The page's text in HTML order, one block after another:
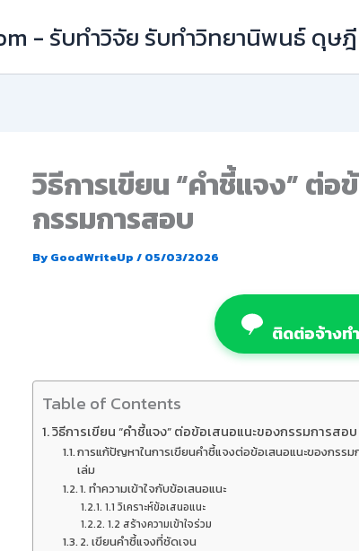
- รับทำวิจัย รับทำวิทยานิพนธ์ ดุษ
วิธีการเขียน “คำชี้แจง” ต่อ
กรรมการสอบ
By GoodWriteUp / 05/03/2026
ติดต่อจ้างท
Table of Contents
วิธีการเขียน “คำชี้แจง” ต่อข้อเสนอแนะของกรรมการสอบ
การแก้ปัญหาในการเขียนคำชี้แจงต่อข้อเสนอแนะของกรร
เล่ม
1. ทำความเข้าใจกับข้อเสนอแนะ
1.1 วิเคราะห์ข้อเสนอแนะ
1.2 สร้างความเข้าใจร่วม
2. เขียนคำชี้แจงที่ชัดเจน